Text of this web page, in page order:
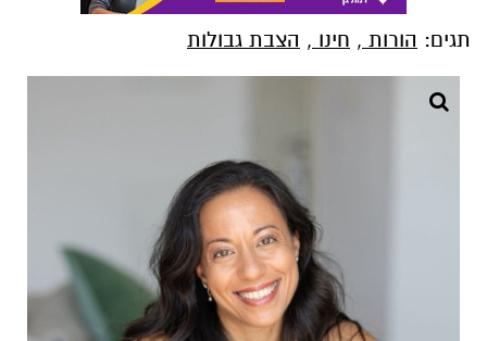
תגים: הורות , חינו , הצבת גבולות